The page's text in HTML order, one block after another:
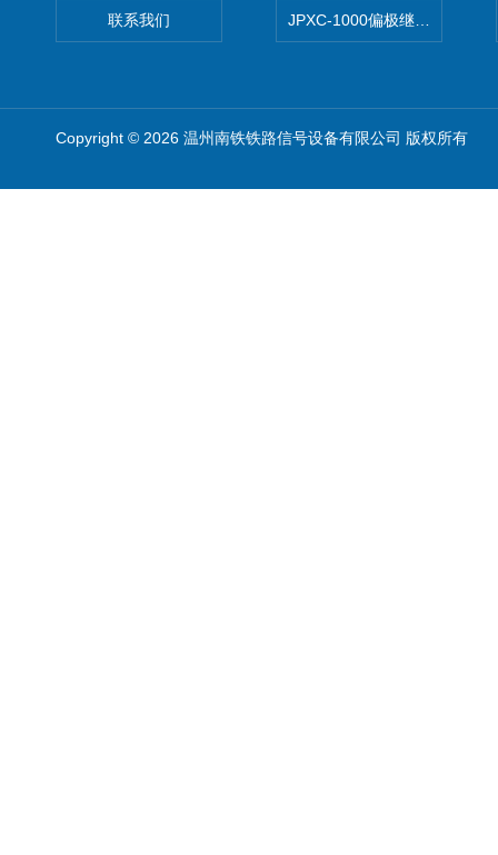
联系我们 JPXC-1000偏极继电器 南铁
Copyright © 2026 温州南铁铁路信号设备有限公司 版权所有